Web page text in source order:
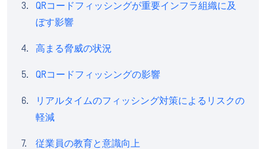
QRコードフィッシングが重要インフラ組織に及
ぼす影響
高まる脅威の状況
QRコードフィッシングの影響
リアルタイムのフィッシング対策によるリスクの
軽減
従業員の教育と意識向上